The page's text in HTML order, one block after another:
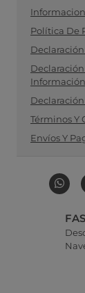
Política De
Términos Y
Envíos Y